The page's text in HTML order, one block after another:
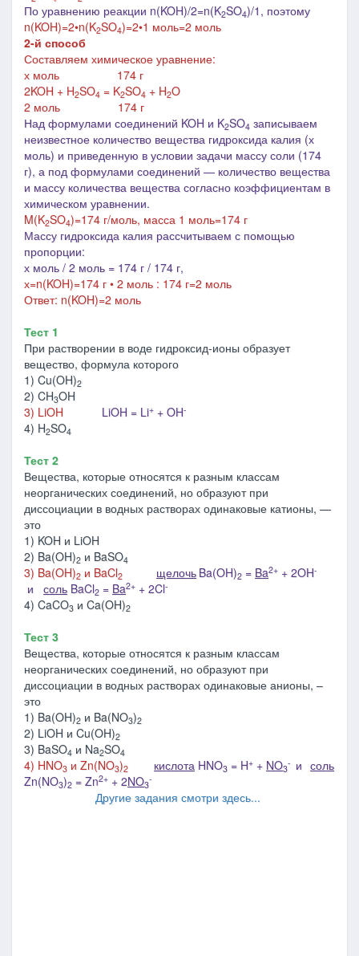
По уравнению реакции n(KOH)/2=n(K2SO4)/1, поэтому
n(KOH)=2•n(K2SO4)=2•1 моль=2 моль
2-й способ
Составляем химическое уравнение:
х моль 174 г
2KOH + H2SO4 = K2SO4 + H2O
2 моль 174 г
Над формулами соединений KOH и K2SO4 записываем
неизвестное количество вещества гидроксида калия (х
моль) и приведенную в условии задачи массу соли (174
г), а под формулами соединений ― количество вещества
и массу количества вещества согласно коэффициентам в
химическом уравнении.
M(K2SO4)=174 г/моль, масса 1 моль=174 г
Массу гидроксида калия рассчитываем с помощью
пропорции:
х моль / 2 моль = 174 г / 174 г,
х=n(KOH)=174 г • 2 моль : 174 г=2 моль
Ответ: n(KOH)=2 моль
Тест 1
При растворении в воде гидроксид-ионы образует
вещество, формула которого
1) Cu(OH)2
2) CH3OH
3) LiOH LiOH = Li+ + OH-
4) H2SO4
Тест 2
Вещества, которые относятся к разным классам
неорганических соединений, но образуют при
диссоциации в водных растворах одинаковые катионы, —
это
1) KOH и LiOH
2) Ba(OH)2 и BaSO4
3) Ba(OH)2 и BaCl2 щелочь Ba(OH)2 = Ba2+ + 2OH-
и соль BaCl2 = Ba2+ + 2Cl-
4) CaCO3 и Ca(OH)2
Тест 3
Вещества, которые относятся к разным классам
неорганических соединений, но образуют при
диссоциации в водных растворах одинаковые анионы, –
это
1) Ba(OH)2 и Ba(NO3)2
2) LiOH и Cu(OH)2
3) BaSO4 и Na2SO4
4) HNO3 и Zn(NO3)2 кислота HNO3 = H+ + NO3
- и соль
Zn(NO3)2 = Zn2+ + 2NO3
-
Другие задания смотри здесь...